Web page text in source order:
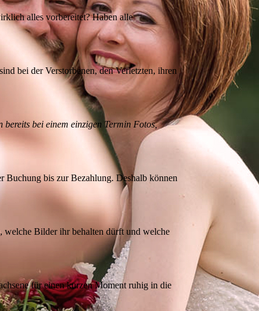
alles vorbereitet? Haben alle
bei der Verstorbenen, den Verletzten, ihren
bei einem einzigen Termin Fotos,
bis zur Bezahlung. Deshalb können
welche Bilder ihr behalten dürft und welche
für einen kurzen Moment ruhig in die